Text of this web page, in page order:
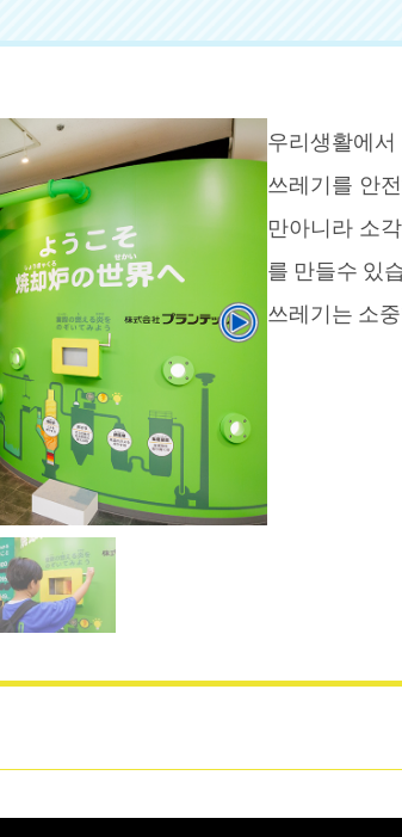
우리생활에
쓰레기를 안
만아니라 소
를 만들수 있
쓰레기는 소